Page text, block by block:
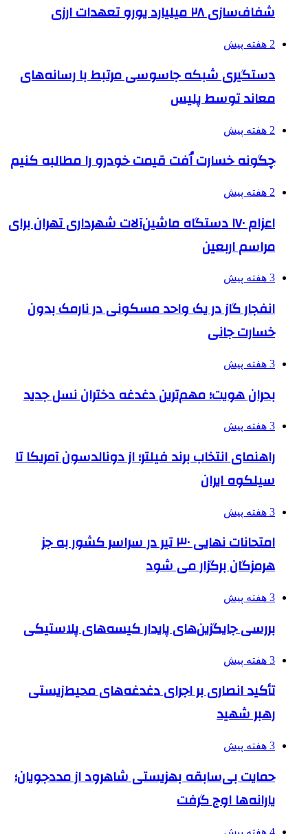
شفاف‌سازی ۲۸ میلیارد یورو تعهدات ارزی
2 هفته پیش
دستگیری شبکه جاسوسی مرتبط با رسانه‌های
معاند توسط پلیس
2 هفته پیش
چگونه خسارت اُفت قیمت خودرو را مطالبه کنیم
2 هفته پیش
اعزام ۱۷۰ دستگاه ماشین‌آلات شهرداری تهران برای
مراسم اربعین
3 هفته پیش
انفجار گاز در یک واحد مسکونی در نارمک بدون
خسارت جانی
3 هفته پیش
بحران هویت؛ مهم‌ترین دغدغه دختران نسل جدید
3 هفته پیش
راهنمای انتخاب برند فیلتر؛ از دونالدسون آمریکا تا
سیلکوه ایران
3 هفته پیش
امتحانات نهایی ۳۰ تیر در سراسر کشور به جز
هرمزگان برگزار می شود
3 هفته پیش
بررسی جایگزین‌های پایدار کیسه‌های پلاستیکی
3 هفته پیش
تأکید انصاری بر اجرای دغدغه‌های محیط‌زیستی
رهبر شهید
3 هفته پیش
حمایت بی‌سابقه بهزیستی شاهرود از مددجویان؛
یارانه‌ها اوج گرفت
4 هفته پیش